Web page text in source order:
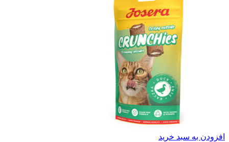
افزودن به سبد خرید